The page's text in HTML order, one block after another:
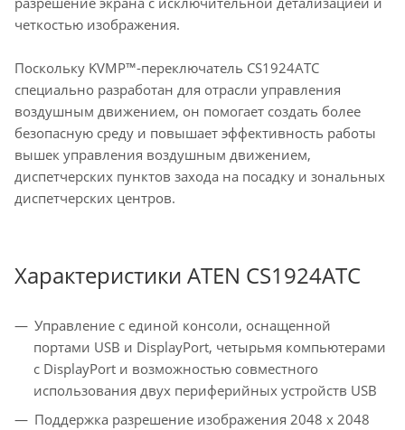
четкостью изображения.
Поскольку KVMP™-переключатель CS1924ATC
специально разработан для отрасли управления
воздушным движением, он помогает создать более
безопасную среду и повышает эффективность работы
вышек управления воздушным движением,
диспетчерских пунктов захода на посадку и зональных
диспетчерских центров.
Характеристики ATEN CS1924ATC
Управление с единой консоли, оснащенной
портами USB и DisplayPort, четырьмя компьютерами
с DisplayPort и возможностью совместного
использования двух периферийных устройств USB
Поддержка разрешение изображения 2048 x 2048